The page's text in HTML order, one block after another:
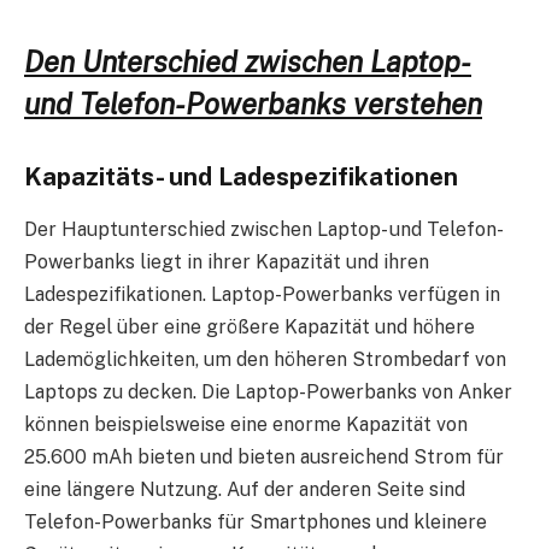
Den Unterschied zwischen Laptop-
und Telefon-Powerbanks verstehen
Kapazitäts- und Ladespezifikationen
Der Hauptunterschied zwischen Laptop- und Telefon-
Powerbanks liegt in ihrer Kapazität und ihren
Ladespezifikationen. Laptop-Powerbanks verfügen in
der Regel über eine größere Kapazität und höhere
Lademöglichkeiten, um den höheren Strombedarf von
Laptops zu decken. Die Laptop-Powerbanks von Anker
können beispielsweise eine enorme Kapazität von
25.600 mAh bieten und bieten ausreichend Strom für
eine längere Nutzung. Auf der anderen Seite sind
Telefon-Powerbanks für Smartphones und kleinere